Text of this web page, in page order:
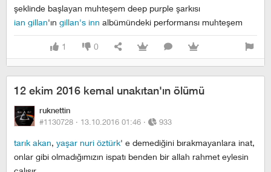
şeklinde başlayan muhteşem deep purple şarkısı
ian gillan'ın gillan's inn albümündeki performansı muhteşem
1 0
12 ekim 2016 kemal unakıtan'ın ölümü
ruknettin
#1130728 · 13.10.2016 01:46 · 933
tarık akan, yaşar nuri öztürk' e demediğini bırakmayanlara inat,
onlar gibi olmadığımızın ispatı benden bir allah rahmet eylesin